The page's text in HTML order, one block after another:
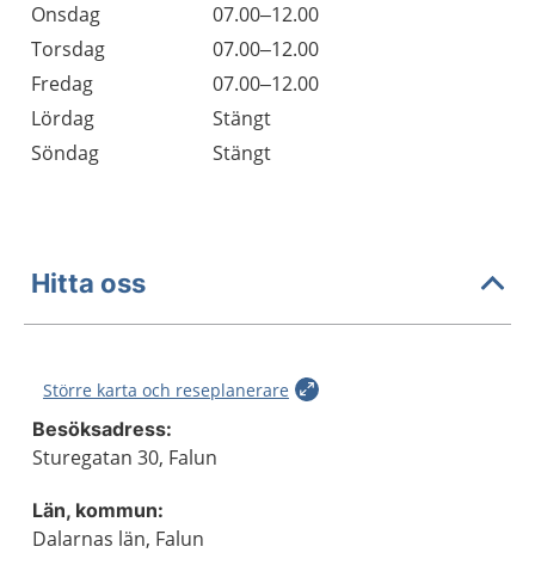
Onsdag
07.00–12.00
Torsdag
07.00–12.00
Fredag
07.00–12.00
Lördag
Stängt
Söndag
Stängt
Hitta oss
Större karta och reseplanerare
Besöksadress:
Sturegatan 30, Falun
Län, kommun:
Dalarnas län, Falun